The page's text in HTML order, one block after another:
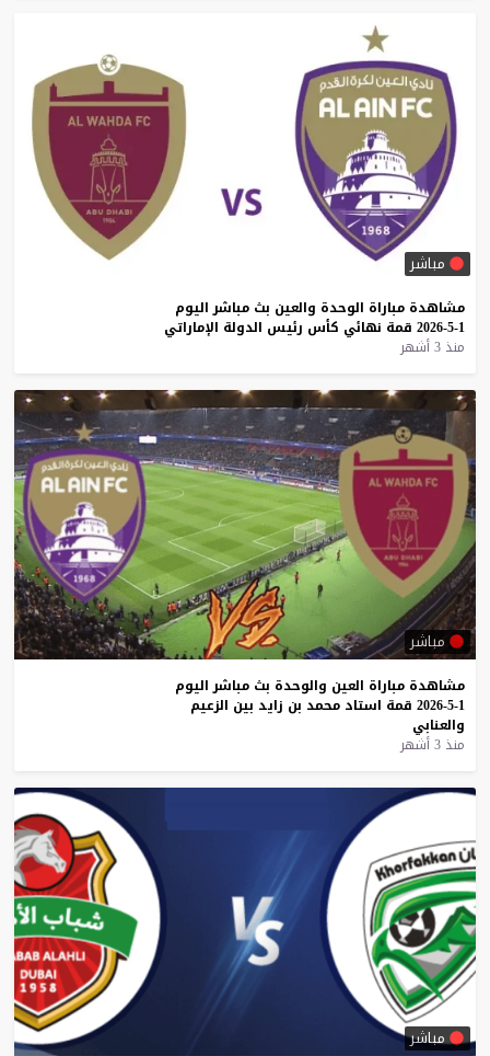
مباشر
مشاهدة مباراة الوحدة والعين بث مباشر اليوم
1-5-2026
قمة نهائي كأس رئيس الدولة الإماراتي
منذ 3 أشهر
مباشر
مشاهدة مباراة العين والوحدة بث مباشر اليوم
1-5-2026
قمة استاد محمد بن زايد بين الزعيم
والعنابي
منذ 3 أشهر
مباشر